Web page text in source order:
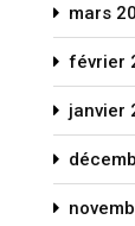
mars
février
janvier